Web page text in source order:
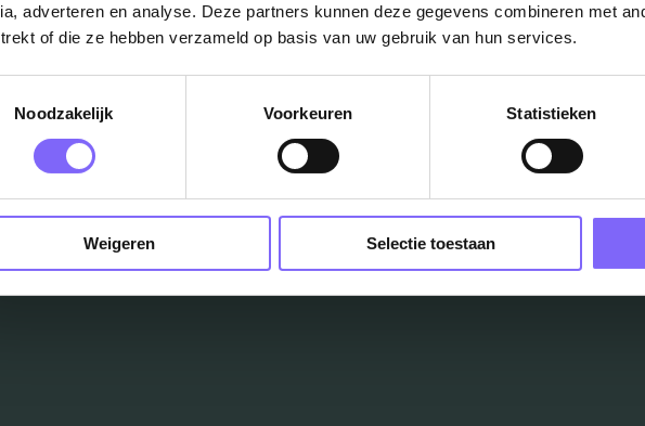
adverteren en analyse. Deze partners kunnen deze gegevens combineren met
of die ze hebben verzameld op basis van uw gebruik van hun services.
Noodzakelijk
Voorkeuren Statistieken
Weigeren Selectie toestaan
Vacatures
in je mailbox?
Schrijf je in en we houden je op de hoogte
Job Alert instellen